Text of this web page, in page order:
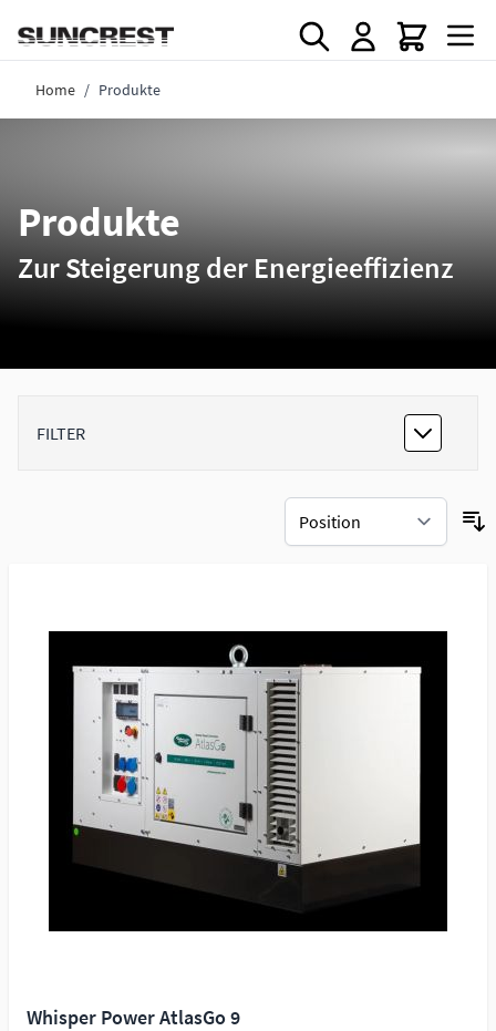
Home / Produkte
Produkte
Zur Steigerung der Energieeffizienz
FILTER
Whisper Power AtlasGo 9